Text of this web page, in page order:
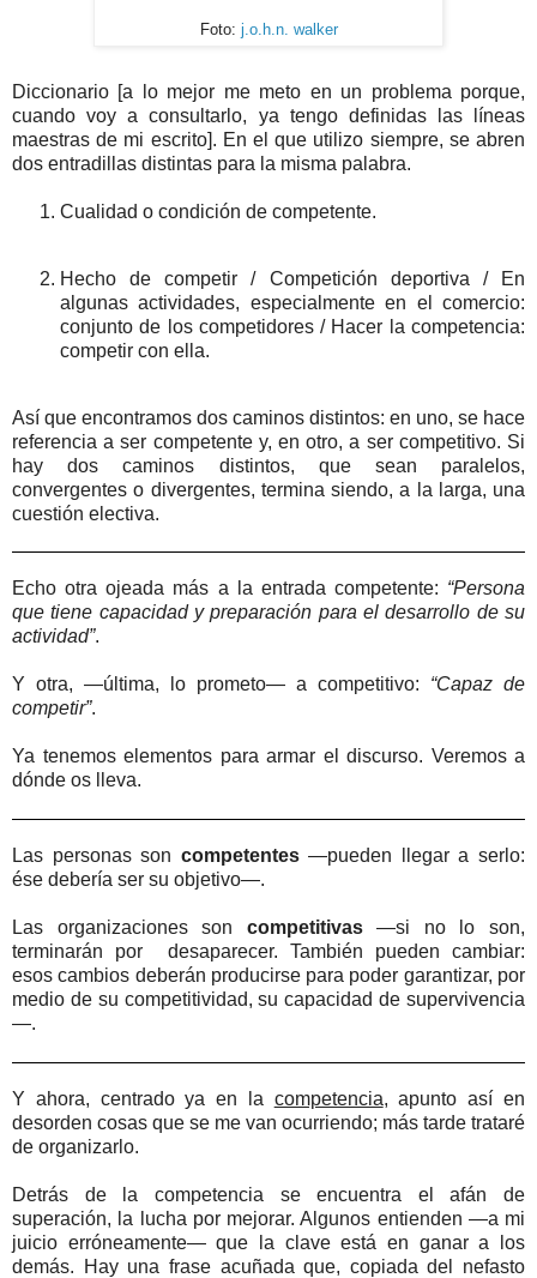
Foto: j.o.h.n. walker
Diccionario [a lo mejor me meto en un problema porque,
cuando voy a consultarlo, ya tengo definidas las líneas
maestras de mi escrito]. En el que utilizo siempre, se abren
dos entradillas distintas para la misma palabra.
Cualidad o condición de competente.
Hecho de competir / Competición deportiva / En
algunas actividades, especialmente en el comercio:
conjunto de los competidores / Hacer la competencia:
competir con ella.
Así que encontramos dos caminos distintos: en uno, se hace
referencia a ser competente y, en otro, a ser competitivo. Si
hay dos caminos distintos, que sean paralelos,
convergentes o divergentes, termina siendo, a la larga, una
cuestión electiva.
Echo otra ojeada más a la entrada competente: “Persona
que tiene capacidad y preparación para el desarrollo de su
actividad”.
Y otra, —última, lo prometo— a competitivo: “Capaz de
competir”.
Ya tenemos elementos para armar el discurso. Veremos a
dónde os lleva.
Las personas son competentes—pueden llegar a serlo:
ése debería ser su objetivo—.
Las organizaciones son competitivas—si no lo son,
terminarán por
desaparecer. También pueden cambiar:
esos cambios deberán producirse para poder garantizar, por
medio de su competitividad, su capacidad de supervivencia
—.
Y ahora, centrado ya en la competencia, apunto así en
desorden cosas que se me van ocurriendo; más tarde trataré
de organizarlo.
Detrás de la competencia se encuentra el afán de
superación, la lucha por mejorar. Algunos entienden —a mi
juicio erróneamente— que la clave está en ganar a los
demás. Hay una frase acuñada que, copiada del nefasto